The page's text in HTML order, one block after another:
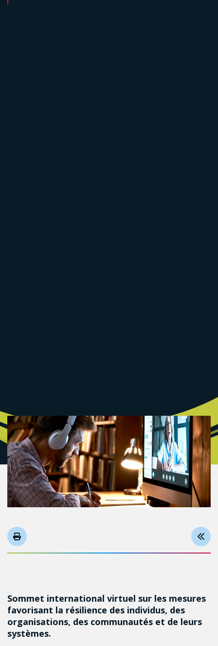
Sommet international virtuel sur les mesures
favorisant la résilience des individus, des
organisations, des communautés et de leurs
systèmes.